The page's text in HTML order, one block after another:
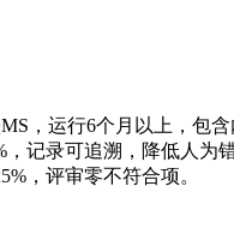
，运行6个月以上，包
记录可追溯，降低人为错
，评审零不符合项。